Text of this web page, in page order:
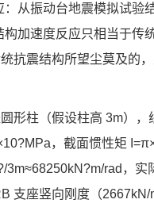
从振动台地震模拟试验
加速度反应只相当于传
抗震结构所望尘莫及的
形柱（假设柱高 3m），
，截面惯性矩
3m≈68250kN?m/rad，
支座竖向刚度（